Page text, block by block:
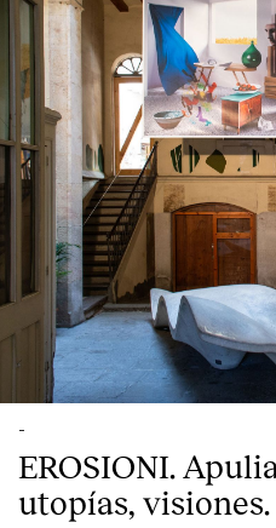
-
EROSIONI.
utopías, visiones.